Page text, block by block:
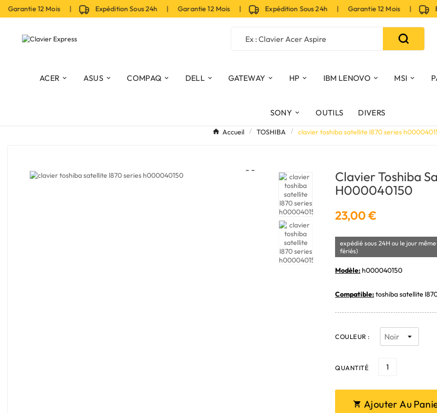
12 Mois | Expédition Sous 24h | Garantie 12 Mois | Expédition Sous 24h | Garantie 12 Mois |
ACER ASUS COMPAQ DELL GATEWAY HP IBM LENOVO MSI
SONY OUTILS DIVERS
Accueil TOSHIBA clavier toshiba satellite l870 series
Clavier Toshiba
H000040150
23,00 €
expédié sous 24H ou le jour
fériés)
Modèle: h000040150
Compatible:toshiba satellite
COULEUR :
QUANTITÉ
 Ajouter Au